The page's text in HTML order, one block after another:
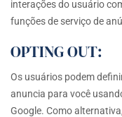
interações do usuário
funções de serviço de
OPTING OUT:
Os usuários podem
anuncia para você
Google. Como